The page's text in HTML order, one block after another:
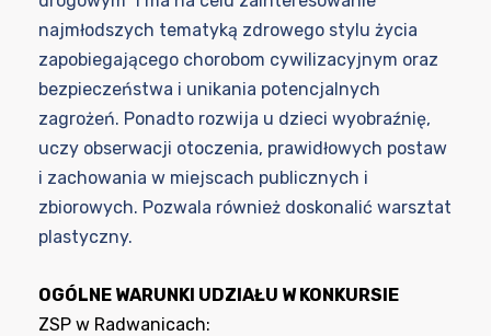
najmłodszych tematyką zdrowego stylu życia
zapobiegającego chorobom cywilizacyjnym oraz
bezpieczeństwa i unikania potencjalnych
zagrożeń. Ponadto rozwija u dzieci wyobraźnię,
uczy obserwacji otoczenia, prawidłowych postaw
i zachowania w miejscach publicznych i
zbiorowych. Pozwala również doskonalić warsztat
plastyczny.
OGÓLNE WARUNKI UDZIAŁU W KONKURSIE
ZSP w Radwanicach: